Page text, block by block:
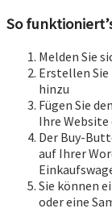
So
Melden Sie
Erstellen
hinzu
Fügen Sie
Ihre Website
Der Buy-
auf Ihrer
Sie können
oder eine